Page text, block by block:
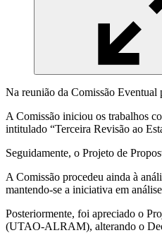
Na reunião da Comissão Eventual
A Comissão iniciou os trabalhos
intitulado “Terceira Revisão ao
Seguidamente, o Projeto de
A Comissão procedeu ainda à
mantendo-se a iniciativa em
Posteriormente, foi apreciado o
(UTAO-ALRAM), alterando o